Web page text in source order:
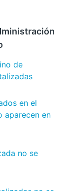
de
en el
aparecen en
no se